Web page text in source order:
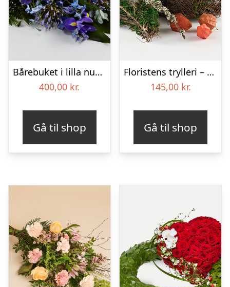
Bårebuket i lilla nuancer – Blomster til begravelse
400,00 kr.
Gå til shop
Floristens trylleri – gravpynt – Blomster til begravelse
145,00 kr.
Gå til shop